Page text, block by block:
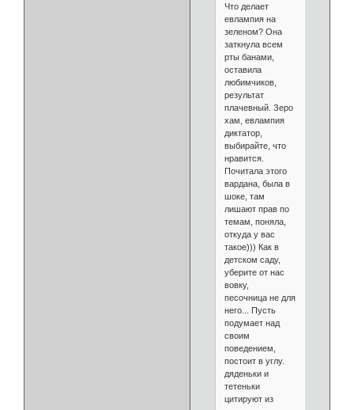
Что делает
евлампия на
зеленом? Она
заткнула всем
рты банами,
оставила
любимчиков,
результат
плачевный. Зеро
хам, евлампия
диктатор,
выбирайте, что
нравится.
Почитала этого
вардана, была в
шоке, там
лишают прав по
темам, поняла,
откуда у вас
такое))) Как в
детском саду,
уберите от нас
вовку,
песочница не для
него... Пусть
подумает над
своим
поведением,
постоит в углу.
дяденьки и
тетеньки
цитируют из